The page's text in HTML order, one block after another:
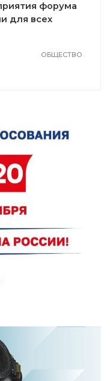
форума
для всех
ОБЩЕСТВО